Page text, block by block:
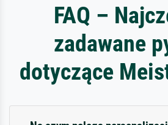
FAQ –
zadawane
dotyczące